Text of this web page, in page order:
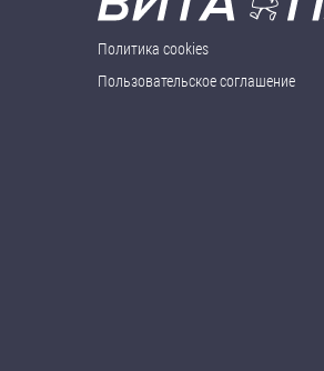
Политика cookies
Пользовательское соглашение